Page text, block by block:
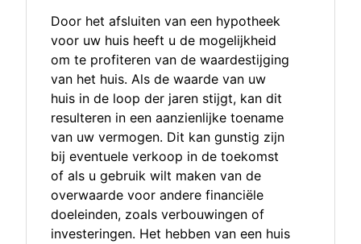
Door het afsluiten van een hypotheek
voor uw huis heeft u de mogelijkheid
om te profiteren van de waardestijging
van het huis. Als de waarde van uw
huis in de loop der jaren stijgt, kan dit
resulteren in een aanzienlijke toename
van uw vermogen. Dit kan gunstig zijn
bij eventuele verkoop in de toekomst
of als u gebruik wilt maken van de
overwaarde voor andere financiële
doeleinden, zoals verbouwingen of
investeringen. Het hebben van een huis